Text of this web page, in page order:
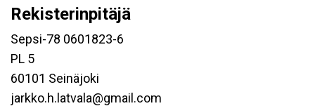
Rekisterinpitäjä
Sepsi-78 0601823-6
PL 5
60101 Seinäjoki
jarkko.h.latvala@gmail.com